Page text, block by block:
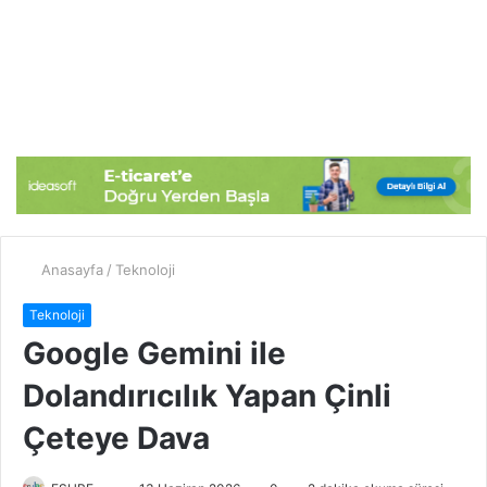
Anasayfa / Teknoloji
Teknoloji
Google Gemini ile
Dolandırıcılık Yapan Çinli
Çeteye Dava